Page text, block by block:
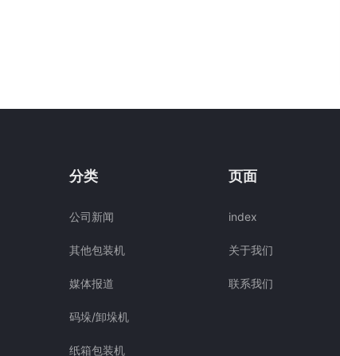
分类
公司新闻
其他包装机
媒体报道
码垛/卸垛机
纸箱包装机
页面
index
关于我们
联系我们